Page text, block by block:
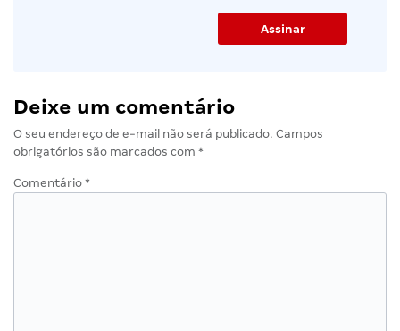
Deixe um comentário
O seu endereço de e-mail não será publicado. Campos
obrigatórios são marcados com *
Comentário *